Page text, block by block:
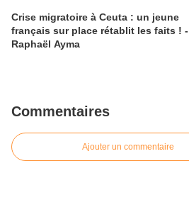
Crise migratoire à Ceuta : un jeune
français sur place rétablit les faits ! -
Raphaël Ayma
Commentaires
Ajouter un commentaire